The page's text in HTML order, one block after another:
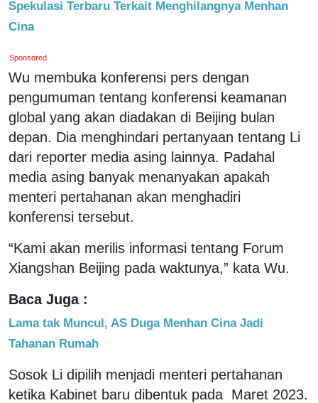
Spekulasi Terbaru Terkait Menghilangnya Menhan
Cina
Sponsored
Wu membuka konferensi pers dengan
pengumuman tentang konferensi keamanan
global yang akan diadakan di Beijing bulan
depan. Dia menghindari pertanyaan tentang Li
dari reporter media asing lainnya. Padahal
media asing banyak menanyakan apakah
menteri pertahanan akan menghadiri
konferensi tersebut.
“Kami akan merilis informasi tentang Forum
Xiangshan Beijing pada waktunya,” kata Wu.
Baca Juga :
Lama tak Muncul, AS Duga Menhan Cina Jadi
Tahanan Rumah
Sosok Li dipilih menjadi menteri pertahanan
ketika Kabinet baru dibentuk pada Maret 2023.